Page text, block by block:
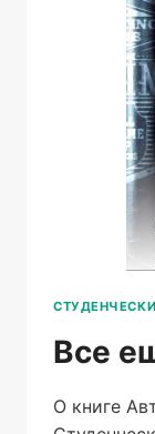
Все
О книге